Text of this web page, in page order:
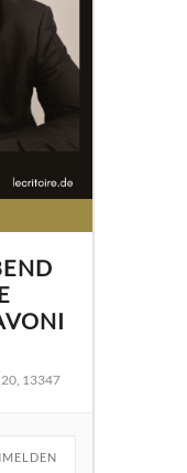
13347